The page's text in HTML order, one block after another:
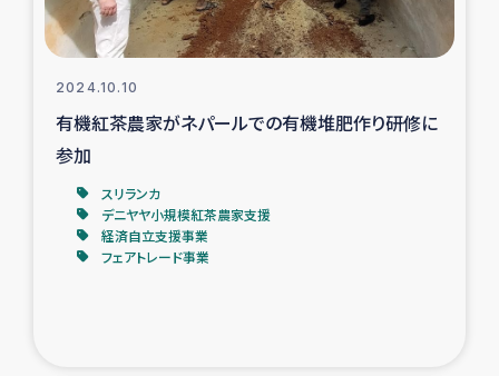
インターン・ボランティア日誌
ガザ空爆被災者への食料支援と農家生産支援
2024.10.10
有機紅茶農家がネパールでの有機堆肥作り研修に
参加
スリランカ
デニヤヤ小規模紅茶農家支援
経済自立支援事業
フェアトレード事業